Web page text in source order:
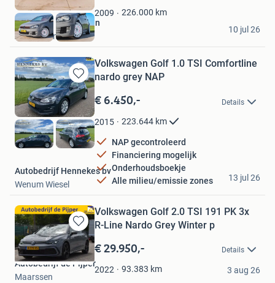
Favorieten
2009 226.000 km
Lucas van der Meulen
Alphen aan den Rijn
10 jul 26
Bewaren
in
Mijn
Favorieten
Volkswagen Golf 1.0 TSI Comfortline
nardo grey NAP
€ 6.450,- Details
2015 223.644 km
NAP gecontroleerd
Financiering mogelijk
Onderhoudsboekje
Alle milieu/emissie zones
Autobedrijf Hennekes bv
Wenum Wiesel
13 jul 26
Bewaren
in
Mijn
Favorieten
Volkswagen Golf 2.0 TSI 191 PK 3x
R-Line Nardo Grey Winter p
€ 29.950,- Details
2022 93.383 km
Autobedrijf de Pijper
Maarssen
3 aug 26